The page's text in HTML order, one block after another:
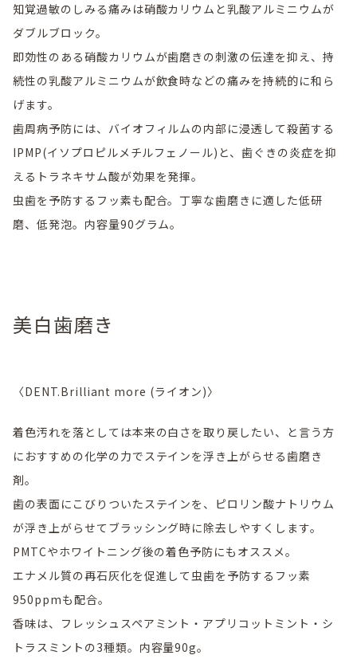
知覚過敏のしみる痛みは硝酸カリウムと乳酸アルミニウムが
ダブルブロック。
即効性のある硝酸カリウムが歯磨きの刺激の伝達を抑え、持
続性の乳酸アルミニウムが飲食時などの痛みを持続的に和ら
げます。
歯周病予防には、バイオフィルムの内部に浸透して殺菌する
IPMP(イソプロピルメチルフェノール)と、歯ぐきの炎症を抑
えるトラネキサム酸が効果を発揮。
虫歯を予防するフッ素も配合。丁寧な歯磨きに適した低研
磨、低発泡。内容量90グラム。
美白歯磨き
〈DENT.Brilliant more (ライオン)〉
着色汚れを落としては本来の白さを取り戻したい、と言う方
におすすめの化学の力でステインを浮き上がらせる歯磨き
剤。
歯の表面にこびりついたステインを、ピロリン酸ナトリウム
が浮き上がらせてブラッシング時に除去しやすくします。
PMTCやホワイトニング後の着色予防にもオススメ。
エナメル質の再石灰化を促進して虫歯を予防するフッ素
950ppmも配合。
香味は、フレッシュスペアミント・アプリコットミント・シ
トラスミントの3種類。内容量90g。